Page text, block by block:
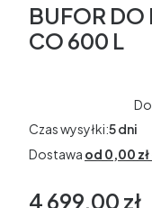
BUFOR DO
CO 600 L
Czas wysyłki:5 dni
Dostawa od 0,00 zł
Cena
4 699,00 zł